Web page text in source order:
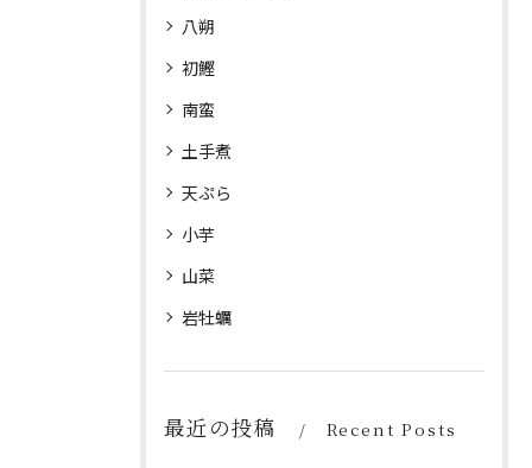
八朔
初鰹
南蛮
土手煮
天ぷら
小芋
山菜
岩牡蠣
最近の投稿 Recent Posts